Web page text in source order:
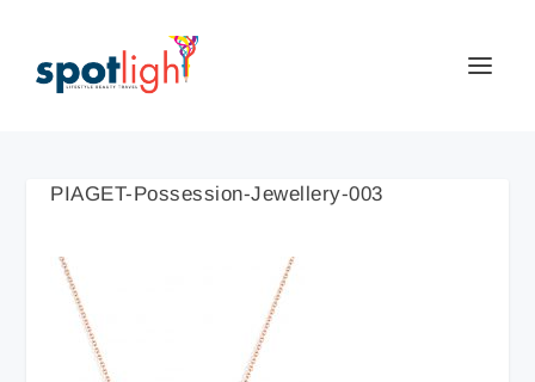
PIAGET-Possession-Jewellery-003